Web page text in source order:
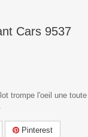
Cars 9537
trompe l'oeil une
Pinterest